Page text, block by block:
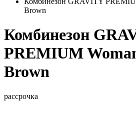
Brown
Комбинезон
PREMIUM
Brown
рассрочка